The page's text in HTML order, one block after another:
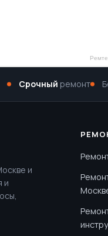
Срочный ремонт
и
и